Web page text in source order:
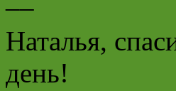
Наталья,
день!